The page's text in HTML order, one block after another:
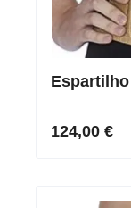
124,00 €